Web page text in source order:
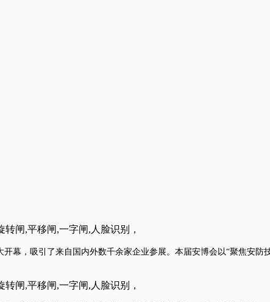
幕，吸引了来自国内外数千余家企业参展。本届安博会以“聚焦安防